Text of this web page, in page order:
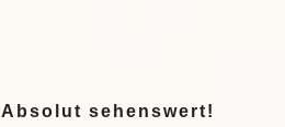
sehenswert!